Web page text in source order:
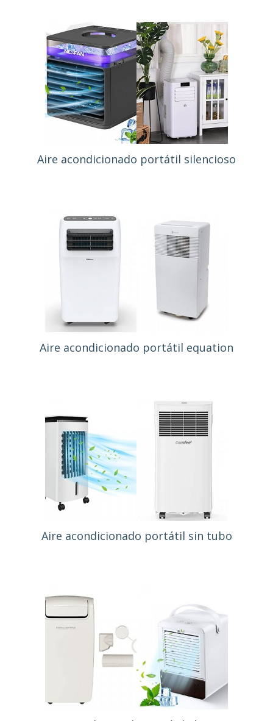
Aire acondicionado portátil silencioso
Aire acondicionado portátil equation
Aire acondicionado portátil sin tubo